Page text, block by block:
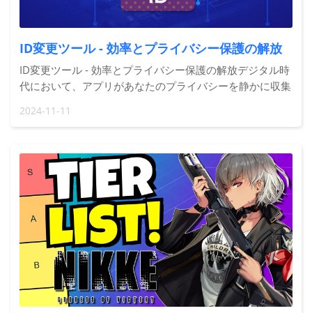
ID変更ツール - 効率とプライバシー保護の解放
ID変更ツール - 効率とプライバシー保護の解放デジタル時
代において、アプリがあなたのプライバシーを静かに収集
命に運営してきたアカウントが突然停止され、果てしない
ID変更ツールの正確な定義、機能のハイライト、および使
用シナリオについてご
2024-11-11